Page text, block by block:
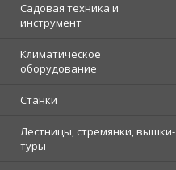
Садовая техника и
инструмент
Климатическое
оборудование
Станки
Лестницы, стремянки, вышки-
туры